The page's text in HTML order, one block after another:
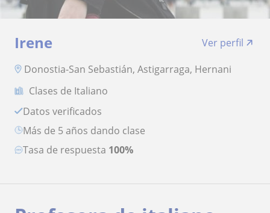
Irene
Ver perfil
Donostia-San Sebastián, Astigarraga, Hernani
Clases de Italiano
Datos verificados
más de 5 años dando clase
Tasa de respuesta 100%